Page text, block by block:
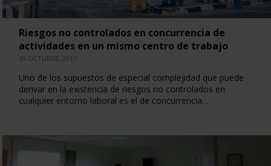
Riesgos no controlados en concurrencia de
actividades en un mismo centro de trabajo
30 OCTUBRE, 2017
Uno de los supuestos de especial complejidad que puede
derivar en la existencia de riesgos no controlados en
cualquier entorno laboral es el de concurrencia…